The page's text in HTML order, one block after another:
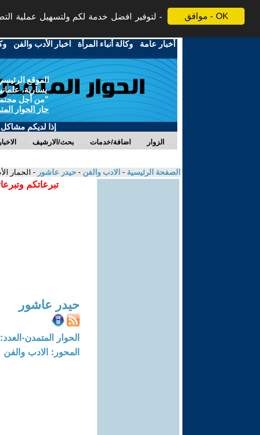
موافق - OK
لتوفير افضل خدمة لكم ولتسهيل عملية
أخبار عامة -وكالة أنباء المرأة - اخبار الأدب والفن -
الموقع
يسارية،
"من أجل
حاز الحوار
إذا لديكم
الاخبار بحث/الارشيف اضافة/خدمات الزوار
الصفحة الرئيسية - الادب والفن - حيدر عاشور - الحمار
تبرعاتكم
حيدر عاشور
الحوار المتمدن-العدد: 8664 - 2026 / 4 / 1 - 17:08
المحور: الادب والفن